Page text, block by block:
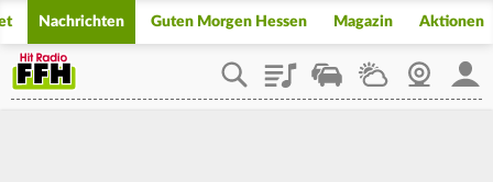
Nachrichten Guten Morgen Hessen Magazin Aktionen
PlaylistStaupilotWetterWebcam